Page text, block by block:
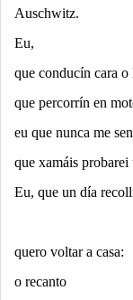
Auschwitz.
Eu,
que conducín cara o
que percorrín en
eu que nunca me
que xamáis
Eu, que un día
quero voltar a casa:
o recanto